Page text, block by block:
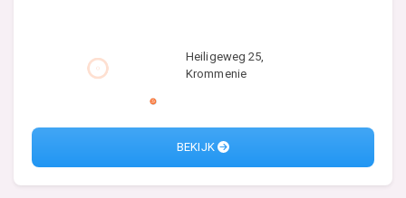
Heiligeweg 25,
Krommenie
BEKIJK